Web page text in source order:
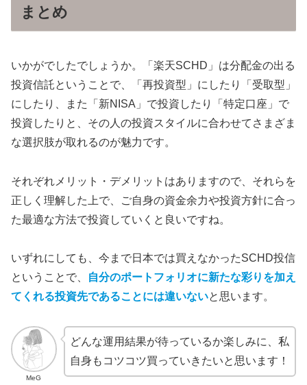
まとめ
いかがでしたでしょうか。「楽天SCHD」は分配金の出る
投資信託ということで、「再投資型」にしたり「受取型」
にしたり、また「新NISA」で投資したり「特定口座」で
投資したりと、その人の投資スタイルに合わせてさまざま
な選択肢が取れるのが魅力です。
それぞれメリット・デメリットはありますので、それらを
正しく理解した上で、ご自身の資金余力や投資方針に合っ
た最適な方法で投資していくと良いですね。
いずれにしても、今まで日本では買えなかったSCHD投信
ということで、
自分のポートフォリオに新たな彩りを加え
てくれる投資先であることには違いないと思います。
MeG
どんな運用結果が待っているか楽しみに、私
自身もコツコツ買っていきたいと思います！